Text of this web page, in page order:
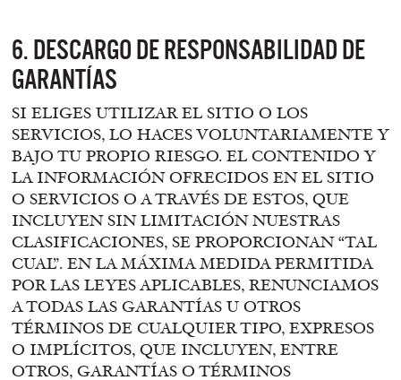
6. DESCARGO DE RESPONSABILIDAD DE
GARANTÍAS
SI ELIGES UTILIZAR EL SITIO O LOS
SERVICIOS, LO HACES VOLUNTARIAMENTE Y
BAJO TU PROPIO RIESGO. EL CONTENIDO Y
LA INFORMACIÓN OFRECIDOS EN EL SITIO
O SERVICIOS O A TRAVÉS DE ESTOS, QUE
INCLUYEN SIN LIMITACIÓN NUESTRAS
CLASIFICACIONES, SE PROPORCIONAN “TAL
CUAL”. EN LA MÁXIMA MEDIDA PERMITIDA
POR LAS LEYES APLICABLES, RENUNCIAMOS
A TODAS LAS GARANTÍAS U OTROS
TÉRMINOS DE CUALQUIER TIPO, EXPRESOS
O IMPLÍCITOS, QUE INCLUYEN, ENTRE
OTROS, GARANTÍAS O TÉRMINOS